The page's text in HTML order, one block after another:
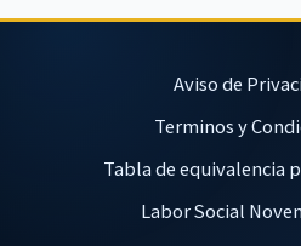
Aviso de
Terminos y
Tabla de equivalencia
Labor Social